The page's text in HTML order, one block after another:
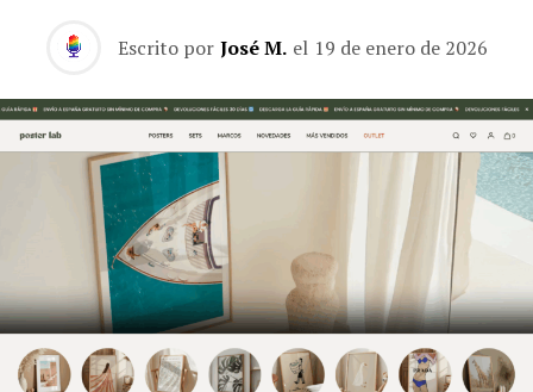
Escrito por José M. el 19 de enero de 2026